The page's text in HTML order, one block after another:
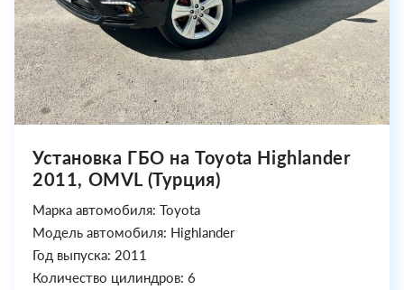
Установка ГБО на Toyota Highlander
2011, OMVL (Турция)
Марка автомобиля: Toyota
Модель автомобиля: Highlander
Год выпуска: 2011
Количество цилиндров: 6